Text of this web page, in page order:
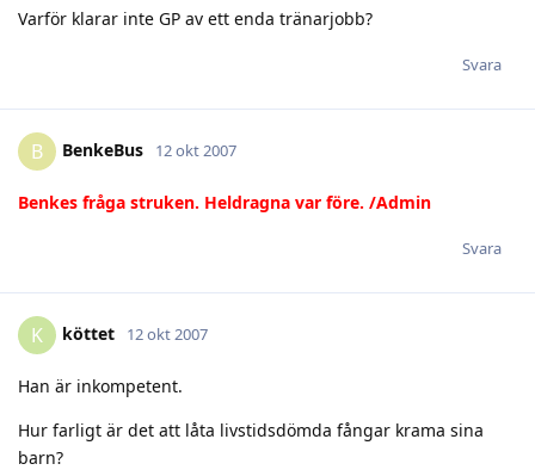
Varför klarar inte GP av ett enda tränarjobb?
Svara
B BenkeBus 12 okt 2007
Benkes fråga struken. Heldragna var före. /Admin
Svara
K köttet 12 okt 2007
Han är inkompetent.
Hur farligt är det att låta livstidsdömda fångar krama sina
barn?